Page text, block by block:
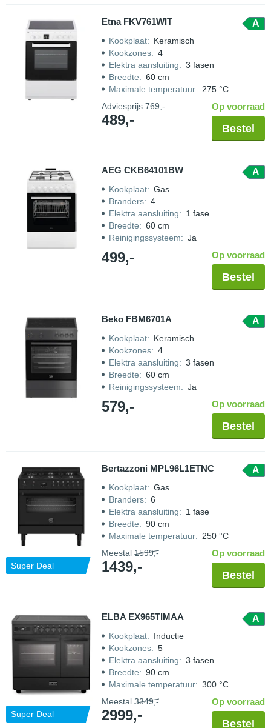
Etna FKV761WIT A
Kookplaat: Keramisch
Kookzones: 4
Elektra aansluiting: 3 fasen
Breedte: 60 cm
Maximale temperatuur: 275 °C
Adviesprijs 769,-
489,-
Op voorraad
Bestel
AEG CKB64101BW A
Kookplaat: Gas
Branders: 4
Elektra aansluiting: 1 fase
Breedte: 60 cm
Reinigingssysteem: Ja
499,- Op voorraad
Bestel
Beko FBM6701A A
Kookplaat: Keramisch
Kookzones: 4
Elektra aansluiting: 3 fasen
Breedte: 60 cm
Reinigingssysteem: Ja
579,- Op voorraad
Bestel
Super Deal
Bertazzoni MPL96L1ETNC A
Kookplaat: Gas
Branders: 6
Elektra aansluiting: 1 fase
Breedte: 90 cm
Maximale temperatuur: 250 °C
Meestal 1599,-
1439,-
Op voorraad
Bestel
Super Deal
ELBA EX965TIMAA A
Kookplaat: Inductie
Kookzones: 5
Elektra aansluiting: 3 fasen
Breedte: 90 cm
Maximale temperatuur: 300 °C
Meestal 3349,-
2999,-
Op voorraad
Bestel